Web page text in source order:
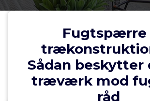
Fugtspærre
Sådan beskytter
træværk mod
råd